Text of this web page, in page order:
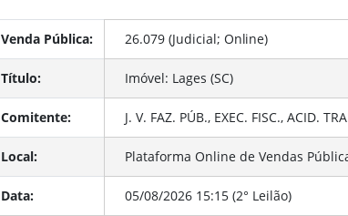
Venda Pública: 26.079 (Judicial;Online)
Título: Imóvel: Lages (SC)
Comitente: J. V. FAZ. PÚB., EXEC. FISC., ACID.
Local: Plataforma Online de Vendas
Data: 05/08/2026 15:15 (2° Leilão)